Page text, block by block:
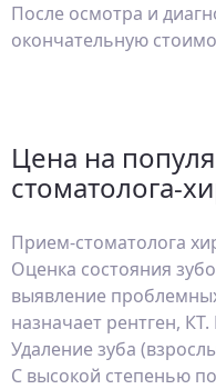
После осмотра и
окончательную
Цена на
стоматолога-
Прием-стоматолога
Оценка состояния
выявление
назначает рентген,
Удаление зуба
С высокой степенью